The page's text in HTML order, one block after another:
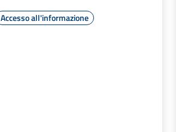
Accesso all'informazione